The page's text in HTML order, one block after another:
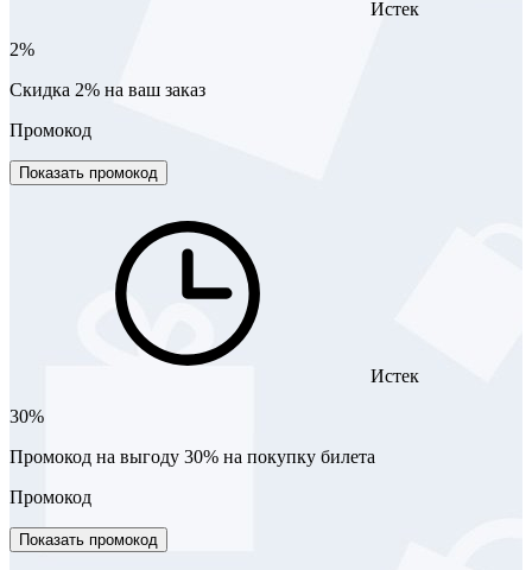
Истек
2%
Скидка 2% на ваш заказ
Промокод
Показать промокод
Истек
30%
Промокод на выгоду 30% на покупку билета
Промокод
Показать промокод